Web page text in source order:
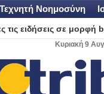
Τεχνητή Νοημοσύνη
τις ειδήσεις σε μορφή
Κυριακή 9